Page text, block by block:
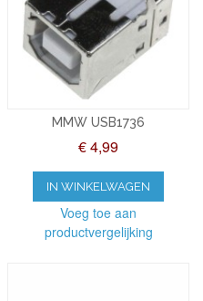
MMW USB1736
€ 4,99
IN WINKELWAGEN
Voeg toe aan
productvergelijking